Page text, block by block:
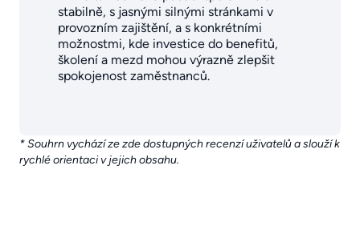
stabilně, s jasnými silnými stránkami v
provozním zajištění, a s konkrétními
možnostmi, kde investice do benefitů,
školení a mezd mohou výrazně zlepšit
spokojenost zaměstnanců.
* Souhrn vychází ze zde dostupných recenzí uživatelů a slouží k
rychlé orientaci v jejich obsahu.